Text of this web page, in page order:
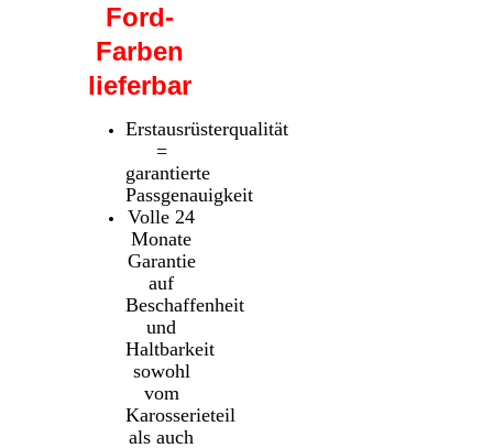
Ford-
Farben
lieferbar
Erstausrüsterqualität
=
garantierte
Passgenauigkeit
Volle 24
Monate
Garantie
auf
Beschaffenheit
und
Haltbarkeit
sowohl
vom
Karosserieteil
als auch